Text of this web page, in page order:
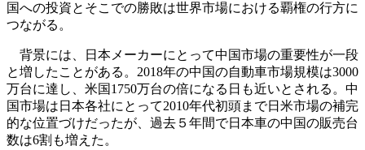
国への投資とそこでの勝敗は世界市場における覇権の行方に
つながる。
背景には、日本メーカーにとって中国市場の重要性が一段
と増したことがある。2018年の中国の自動車市場規模は3000
万台に達し、米国1750万台の倍になる日も近いとされる。中
国市場は日本各社にとって2010年代初頭まで日米市場の補完
的な位置づけだったが、過去５年間で日本車の中国の販売台
数は6割も増えた。